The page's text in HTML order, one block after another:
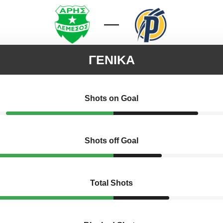
ΓΕΝΙΚΑ
Shots on Goal
Shots off Goal
Total Shots